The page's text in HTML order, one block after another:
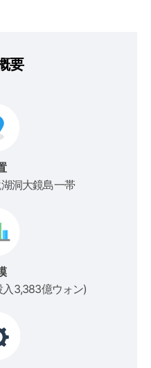
要
洞大鏡島一帯
3,383億ウォン)